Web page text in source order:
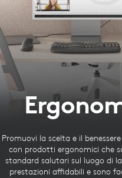
Promuovi la scelta e il
con prodotti ergonomici che
standard salutari sul luogo di
prestazioni affidabili e sono